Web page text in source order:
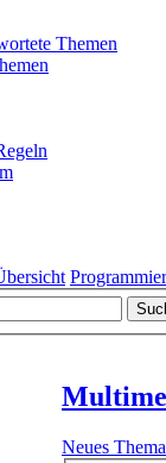
Themen
Neues Thema